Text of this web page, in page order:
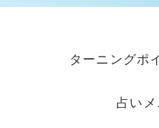
ターニングポ
占い